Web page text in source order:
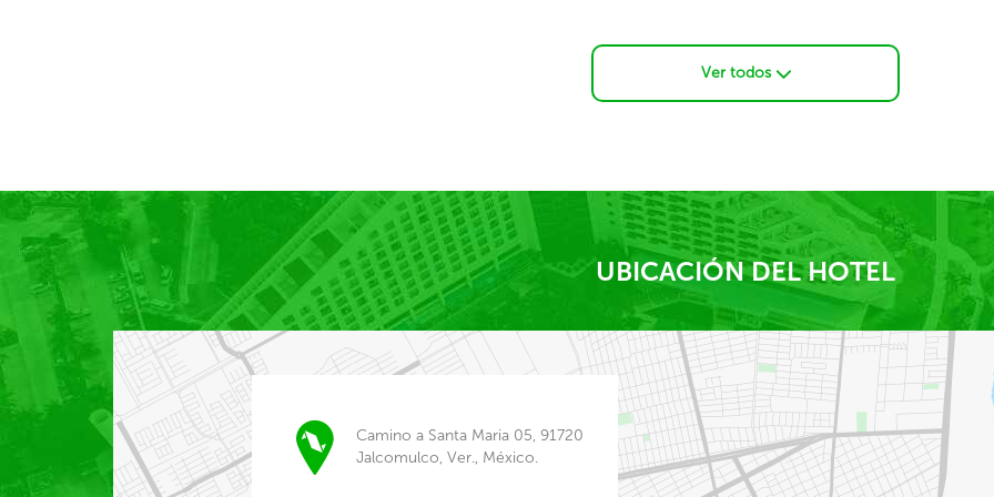
Ver todos
UBICACIÓN DEL HOTEL
Camino a Santa Maria 05, 91720
Jalcomulco, Ver., México.